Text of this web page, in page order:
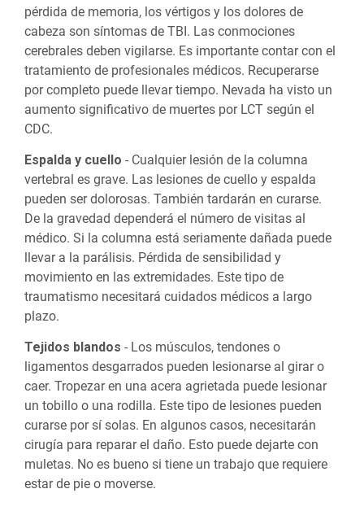
pérdida de memoria, los vértigos y los dolores de
cabeza son síntomas de TBI. Las conmociones
cerebrales deben vigilarse. Es importante contar con el
tratamiento de profesionales médicos. Recuperarse
por completo puede llevar tiempo. Nevada ha visto un
aumento significativo de muertes por LCT según el
CDC.
Espalda y cuello - Cualquier lesión de la columna
vertebral es grave. Las lesiones de cuello y espalda
pueden ser dolorosas. También tardarán en curarse.
De la gravedad dependerá el número de visitas al
médico. Si la columna está seriamente dañada puede
llevar a la parálisis. Pérdida de sensibilidad y
movimiento en las extremidades. Este tipo de
traumatismo necesitará cuidados médicos a largo
plazo.
Tejidos blandos - Los músculos, tendones o
ligamentos desgarrados pueden lesionarse al girar o
caer. Tropezar en una acera agrietada puede lesionar
un tobillo o una rodilla. Este tipo de lesiones pueden
curarse por sí solas. En algunos casos, necesitarán
cirugía para reparar el daño. Esto puede dejarte con
muletas. No es bueno si tiene un trabajo que requiere
estar de pie o moverse.